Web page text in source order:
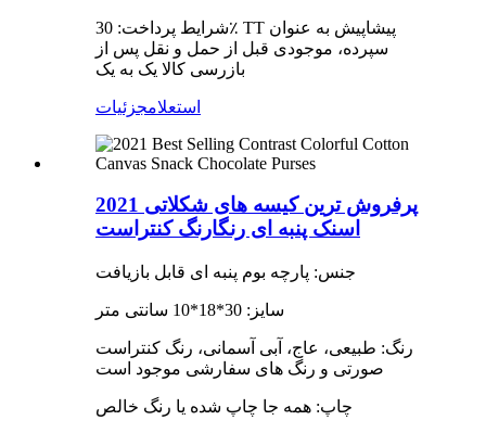
شرایط پرداخت: 30٪ TT پیشاپیش به عنوان
سپرده، موجودی قبل از حمل و نقل پس از
بازرسی کالا یک به یک
استعلامجزئیات
2021 پرفروش ترین کیسه های شکلاتی
اسنک پنبه ای رنگارنگ کنتراست
جنس: پارچه بوم پنبه ای قابل بازیافت
سایز: 30*18*10 سانتی متر
رنگ: طبیعی، عاج، آبی آسمانی، رنگ کنتراست
صورتی و رنگ های سفارشی موجود است
چاپ: همه جا چاپ شده یا رنگ خالص